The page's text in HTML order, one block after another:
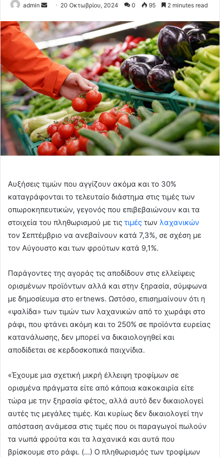
admin
Send
email
20 Οκτωβρίου, 2024 0 95 2 minutes read
Αυξήσεις τιμών που αγγίζουν ακόμα και το 30%
καταγράφονται το τελευταίο διάστημα στις τιμές των
οπωροκηπευτικών, γεγονός που επιβεβαιώνουν και τα
στοιχεία του πληθωρισμού με τις τιμές των λαχανικών
τον Σεπτέμβριο να ανεβαίνουν κατά 7,3%, σε σχέση με
τον Αύγουστο και των φρούτων κατά 9,1%.
Παράγοντες της αγοράς τις αποδίδουν στις ελλείψεις
ορισμένων προϊόντων αλλά και στην ξηρασία, σύμφωνα
με δημοσίευμα στο ertnews. Ωστόσο, επισημαίνουν ότι η
«ψαλίδα» των τιμών των λαχανικών από το χωράφι στο
ράφι, που φτάνει ακόμη και το 250% σε προϊόντα ευρείας
κατανάλωσης, δεν μπορεί να δικαιολογηθεί και
αποδίδεται σε κερδοσκοπικά παιχνίδια.
«Έχουμε μια σχετική μικρή έλλειψη τροφίμων σε
ορισμένα πράγματα είτε από κάποια κακοκαιρία είτε
τώρα με την ξηρασία φέτος, αλλά αυτό δεν δικαιολογεί
αυτές τις μεγάλες τιμές. Και κυρίως δεν δικαιολογεί την
απόσταση ανάμεσα στις τιμές που οι παραγωγοί πωλούν
τα νωπά φρούτα και τα λαχανικά και αυτά που
βρίσκουμε στο ράφι. (…) Ο πληθωρισμός των τροφίμων